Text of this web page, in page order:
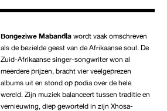
Bongeziwe Mabandlawordt vaak omschreven
als de bezielde geest van de Afrikaanse soul. De
Zuid-Afrikaanse singer-songwriter won al
meerdere prijzen, bracht vier veelgeprezen
albums uit en stond op podia over de hele
wereld. Zijn muziek balanceert tussen traditie en
vernieuwing, diep geworteld in zijn Xhosa-